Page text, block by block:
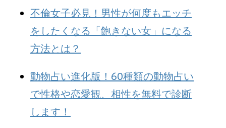
不倫女子必見！男性が何度もエッチ
をしたくなる「飽きない女」になる
方法とは？
動物占い進化版！60種類の動物占い
で性格や恋愛観、相性を無料で診断
します！